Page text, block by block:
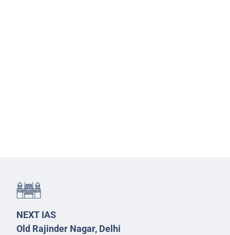
NEXT IAS
Old Rajinder Nagar, Delhi